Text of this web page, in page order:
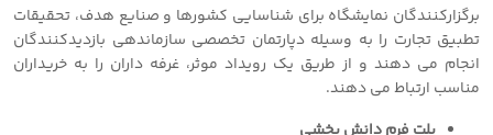
برگزارکنندگان نمایشگاه برای شناسایی کشورها و صنایع هدف، تحقیقات
تطبیق تجارت را به وسیله دپارتمان تخصصی سازماندهی بازدیدکنندگان
انجام می دهند و از طریق یک رویداد موثر، غرفه داران را به خریداران
مناسب ارتباط می دهند.